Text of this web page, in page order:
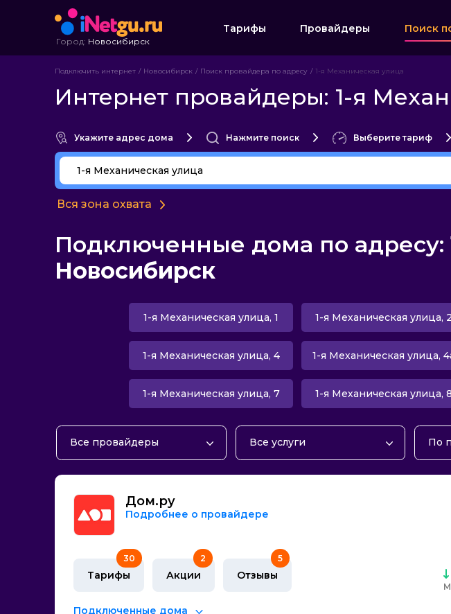
Город: Новосибирск
Тарифы Провайдеры Поиск
Подключить интернет Новосибирск Поиск провайдера по адресу 1-я Механическая улица
Интернет провайдеры: 1-я
Укажите адрес дома Нажмите поиск Выберите тариф
Вся зона охвата
Подключенные дома по адресу:
Новосибирск
1-я Механическая улица, 1 1-я Механическая улица, 2
1-я Механическая улица, 4 1-я Механическая улица,
1-я Механическая улица, 7 1-я Механическая улица, 8
Все провайдеры
Сибирские Сети
ТТК
Электронный город
Все услуги
Домашний интернет и ТВ
По
По
По
Дом.ру
Подробнее о провайдере
Тарифы
30
Акции
2
Отзывы
5
Подключенные дома